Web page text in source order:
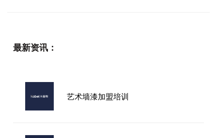
最新资讯：
艺术墙漆加盟培训